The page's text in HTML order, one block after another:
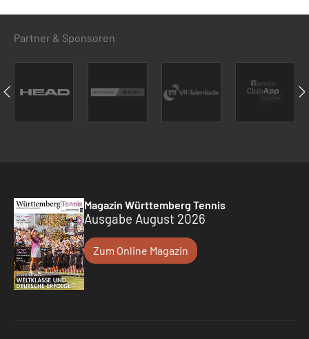
Partner & Sponsoren
Magazin Württemberg Tennis
Ausgabe August 2026
Zum Online Magazin